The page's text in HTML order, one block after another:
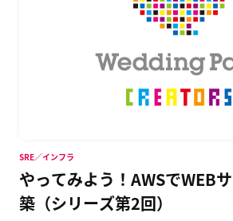
やってみよう！AWSでWEB
築（シリーズ第2回）
SRE／インフラ